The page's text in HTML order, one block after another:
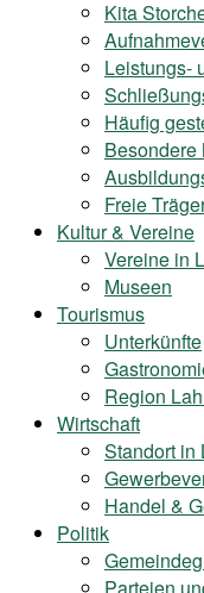
Kita
Leistungs-
Häufig
Besondere
Freie
Kultur & Vereine
Vereine in
Museen
Tourismus
Unterkünfte
Region
Wirtschaft
Standort in
Handel &
Politik